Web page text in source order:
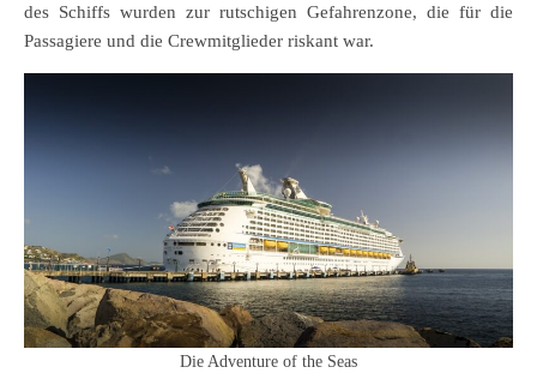
des Schiffs wurden zur rutschigen Gefahrenzone, die für die
Passagiere und die Crewmitglieder riskant war.
Die Adventure of the Seas